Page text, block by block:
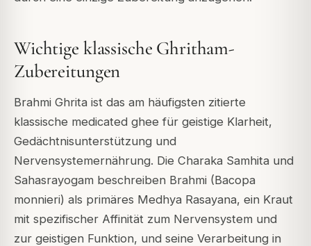
Wichtige klassische Ghritham-
Zubereitungen
Brahmi Ghrita ist das am häufigsten zitierte
klassische medicated ghee für geistige Klarheit,
Gedächtnisunterstützung und
Nervensystemernährung. Die Charaka Samhita und
Sahasrayogam beschreiben Brahmi (Bacopa
monnieri) als primäres Medhya Rasayana, ein Kraut
mit spezifischer Affinität zum Nervensystem und
zur geistigen Funktion, und seine Verarbeitung in